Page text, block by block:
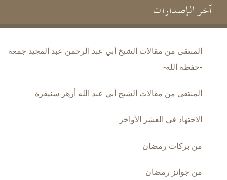
آخر الإصدارات
المنتقى من مقالات الشيخ أبي عبد الرحمن عبد المجيد جمعة
-حفظه الله-
المنتقى من مقالات الشيخ أبي عبد الله أزهر سنيقرة
الاجتهاد في العشر الأواخر
من بركات رمضان
من جوائز رمضان